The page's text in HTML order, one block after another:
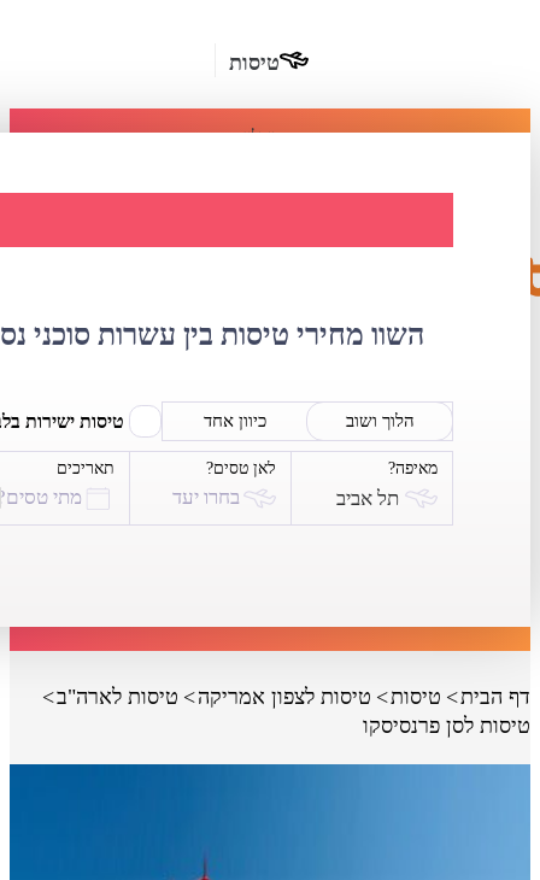
טיסות
מומלץ
בחו"ל
השכרת
רכב
השוו מחירי טיסות בין עשרות סוכני
הלוך ושוב כיוון אחד טיסות ישירות
מאיפה?
תל אביב
לאן טסים?
בחרו יעד
תאריכים
מתי
דף הבית טיסות טיסות לצפון אמריקה
טיסות לארה"ב
טיסות לסן פרנסיסקו